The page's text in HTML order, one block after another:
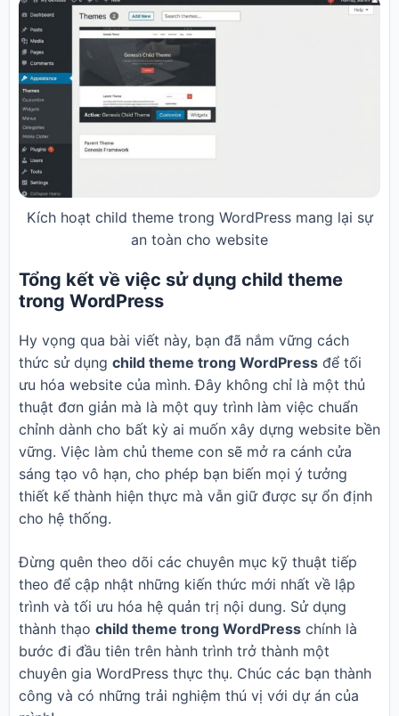
Kích hoạt child theme trong WordPress mang lại sự
an toàn cho website
Tổng kết về việc sử dụng child theme
trong WordPress
Hy vọng qua bài viết này, bạn đã nắm vững cách
thức sử dụng child theme trong WordPress để tối
ưu hóa website của mình. Đây không chỉ là một thủ
thuật đơn giản mà là một quy trình làm việc chuẩn
chỉnh dành cho bất kỳ ai muốn xây dựng website bền
vững. Việc làm chủ theme con sẽ mở ra cánh cửa
sáng tạo vô hạn, cho phép bạn biến mọi ý tưởng
thiết kế thành hiện thực mà vẫn giữ được sự ổn định
cho hệ thống.
Đừng quên theo dõi các chuyên mục kỹ thuật tiếp
theo để cập nhật những kiến thức mới nhất về lập
trình và tối ưu hóa hệ quản trị nội dung. Sử dụng
thành thạo child theme trong WordPress chính là
bước đi đầu tiên trên hành trình trở thành một
chuyên gia WordPress thực thụ. Chúc các bạn thành
công và có những trải nghiệm thú vị với dự án của